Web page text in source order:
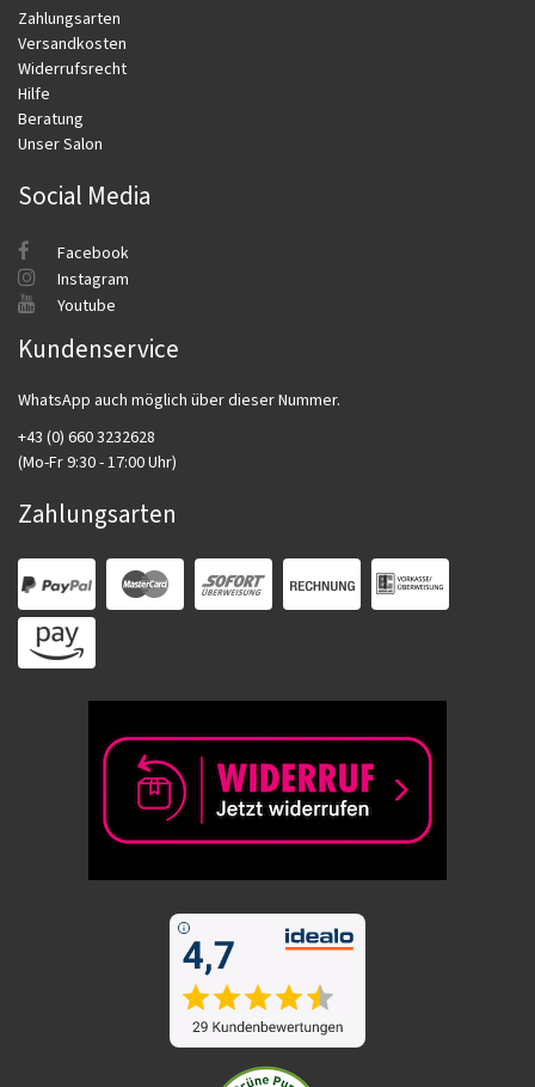
Zahlungsarten
Versandkosten
Widerrufsrecht
Hilfe
Beratung
Unser Salon
Social Media
Facebook
Instagram
Youtube
Kundenservice
WhatsApp auch möglich über dieser Nummer.
+43 (0) 660 3232628
(Mo-Fr 9:30 - 17:00 Uhr)
Zahlungsarten